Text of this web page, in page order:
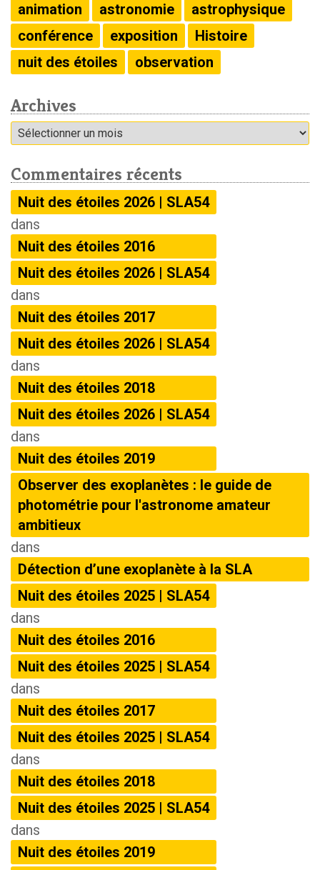
animation astronomie
astrophysique
conférence
exposition
Histoire
nuit des étoiles
observation
Archives
Archives
Commentaires récents
Nuit des étoiles 2026 | SLA54
dans
Nuit des étoiles 2016
Nuit des étoiles 2026 | SLA54
dans
Nuit des étoiles 2017
Nuit des étoiles 2026 | SLA54
dans
Nuit des étoiles 2018
Nuit des étoiles 2026 | SLA54
dans
Nuit des étoiles 2019
Observer des exoplanètes : le guide de
photométrie pour l'astronome amateur
ambitieux
dans
Détection d’une exoplanète à la SLA
Nuit des étoiles 2025 | SLA54
dans
Nuit des étoiles 2016
Nuit des étoiles 2025 | SLA54
dans
Nuit des étoiles 2017
Nuit des étoiles 2025 | SLA54
dans
Nuit des étoiles 2018
Nuit des étoiles 2025 | SLA54
dans
Nuit des étoiles 2019